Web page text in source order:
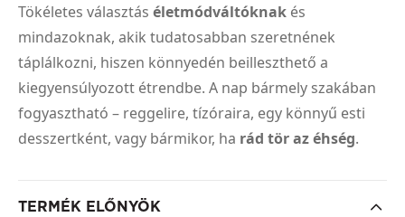
Tökéletes választás életmódváltóknak és
mindazoknak, akik tudatosabban szeretnének
táplálkozni, hiszen könnyedén beilleszthető a
kiegyensúlyozott étrendbe. A nap bármely szakában
fogyasztható – reggelire, tízóraira, egy könnyű esti
desszertként, vagy bármikor, ha rád tör az éhség.
TERMÉK ELŐNYÖK